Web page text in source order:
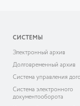
СИСТЕМЫ
Электронный архив
Долговременный архив
Система управления
Система электронного
документооборота